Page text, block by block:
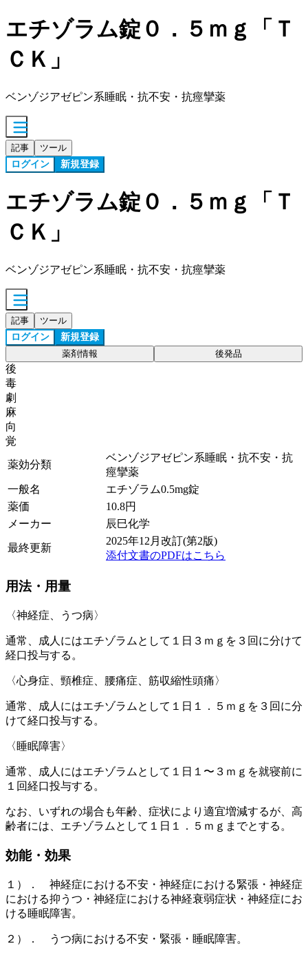
エチゾラム錠０．５ｍｇ「Ｔ
ＣＫ」
ベンゾジアゼピン系睡眠・抗不安・抗痙攣薬
記事 ツール
ログイン 新規登録
エチゾラム錠０．５ｍｇ「Ｔ
ＣＫ」
ベンゾジアゼピン系睡眠・抗不安・抗痙攣薬
記事 ツール
ログイン 新規登録
薬剤情報 後発品
後
毒
劇
麻
向
覚
薬効分類
ベンゾジアゼピン系睡眠・抗不安・抗
痙攣薬
一般名
エチゾラム0.5mg錠
薬価
10.8円
メーカー
辰巳化学
最終更新
2025年12月改訂(第2版)
添付文書のPDFはこちら
用法・用量
〈神経症、うつ病〉
通常、成人にはエチゾラムとして１日３ｍｇを３回に分けて
経口投与する。
〈心身症、頸椎症、腰痛症、筋収縮性頭痛〉
通常、成人にはエチゾラムとして１日１．５ｍｇを３回に分
けて経口投与する。
〈睡眠障害〉
通常、成人にはエチゾラムとして１日１〜３ｍｇを就寝前に
１回経口投与する。
なお、いずれの場合も年齢、症状により適宜増減するが、高
齢者には、エチゾラムとして１日１．５ｍｇまでとする。
効能・効果
１）． 神経症における不安・神経症における緊張・神経症
における抑うつ・神経症における神経衰弱症状・神経症にお
ける睡眠障害。
２）． うつ病における不安・緊張・睡眠障害。